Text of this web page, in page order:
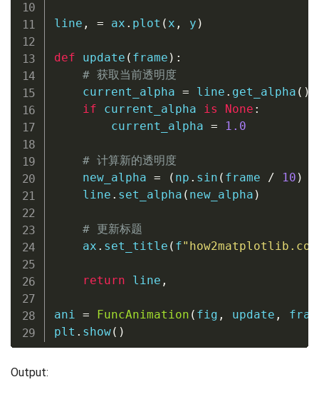
line , = ax . plot ( x , y )
def update ( frame ) :
# 获取当前透明度
    current_alpha
= line . get_alpha ( )
if current_alpha is None :
        current_alpha
= 1.0
# 计算新的透明度
    new_alpha
= ( np . sin ( frame / 10 )
    line
. set_alpha ( new_alpha )
# 更新标题
    ax
. set_title ( f
return line ,
ani = FuncAnimation ( fig , update ,
plt . show( )
Output: